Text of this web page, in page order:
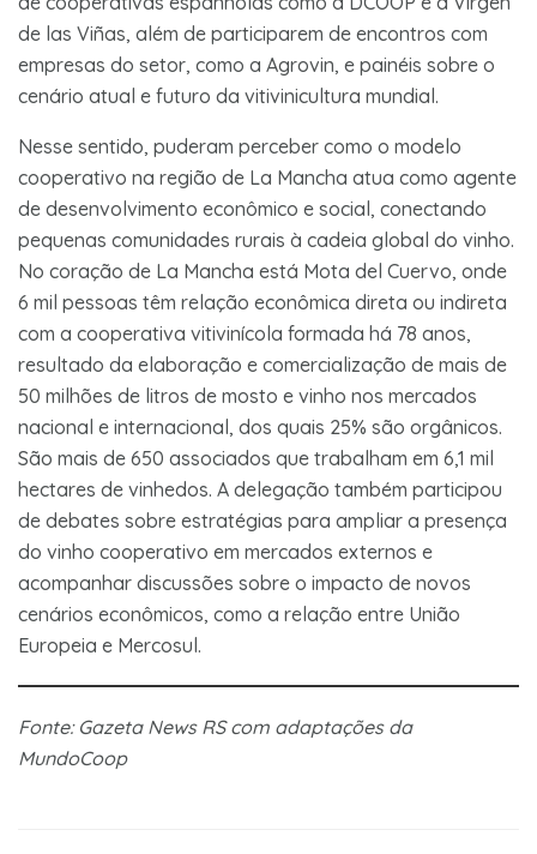
de las Viñas, além de participarem de encontros com
empresas do setor, como a Agrovin, e painéis sobre o
cenário atual e futuro da vitivinicultura mundial.
Nesse sentido, puderam perceber como o modelo
cooperativo na região de La Mancha atua como agente
de desenvolvimento econômico e social, conectando
pequenas comunidades rurais à cadeia global do vinho.
No coração de La Mancha está Mota del Cuervo, onde
6 mil pessoas têm relação econômica direta ou indireta
com a cooperativa vitivinícola formada há 78 anos,
resultado da elaboração e comercialização de mais de
50 milhões de litros de mosto e vinho nos mercados
nacional e internacional, dos quais 25% são orgânicos.
São mais de 650 associados que trabalham em 6,1 mil
hectares de vinhedos. A delegação também participou
de debates sobre estratégias para ampliar a presença
do vinho cooperativo em mercados externos e
acompanhar discussões sobre o impacto de novos
cenários econômicos, como a relação entre União
Europeia e Mercosul.
Fonte: Gazeta News RS com adaptações da
MundoCoop